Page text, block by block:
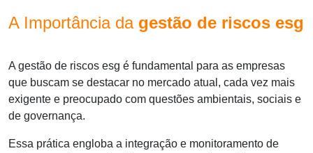
A Importância da gestão de riscos esg
A gestão de riscos esg é fundamental para as empresas
que buscam se destacar no mercado atual, cada vez mais
exigente e preocupado com questões ambientais, sociais e
de governança.
Essa prática engloba a integração e monitoramento de